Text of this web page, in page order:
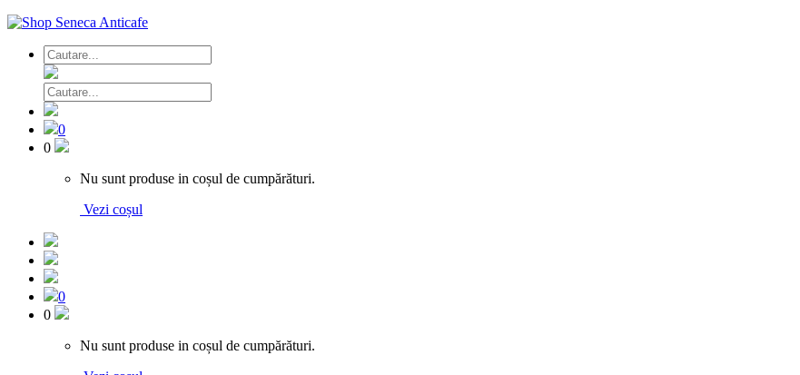
0
0
Nu sunt produse in coșul de cumpărături.
Vezi coșul
0
0
Nu sunt produse in coșul de cumpărături.